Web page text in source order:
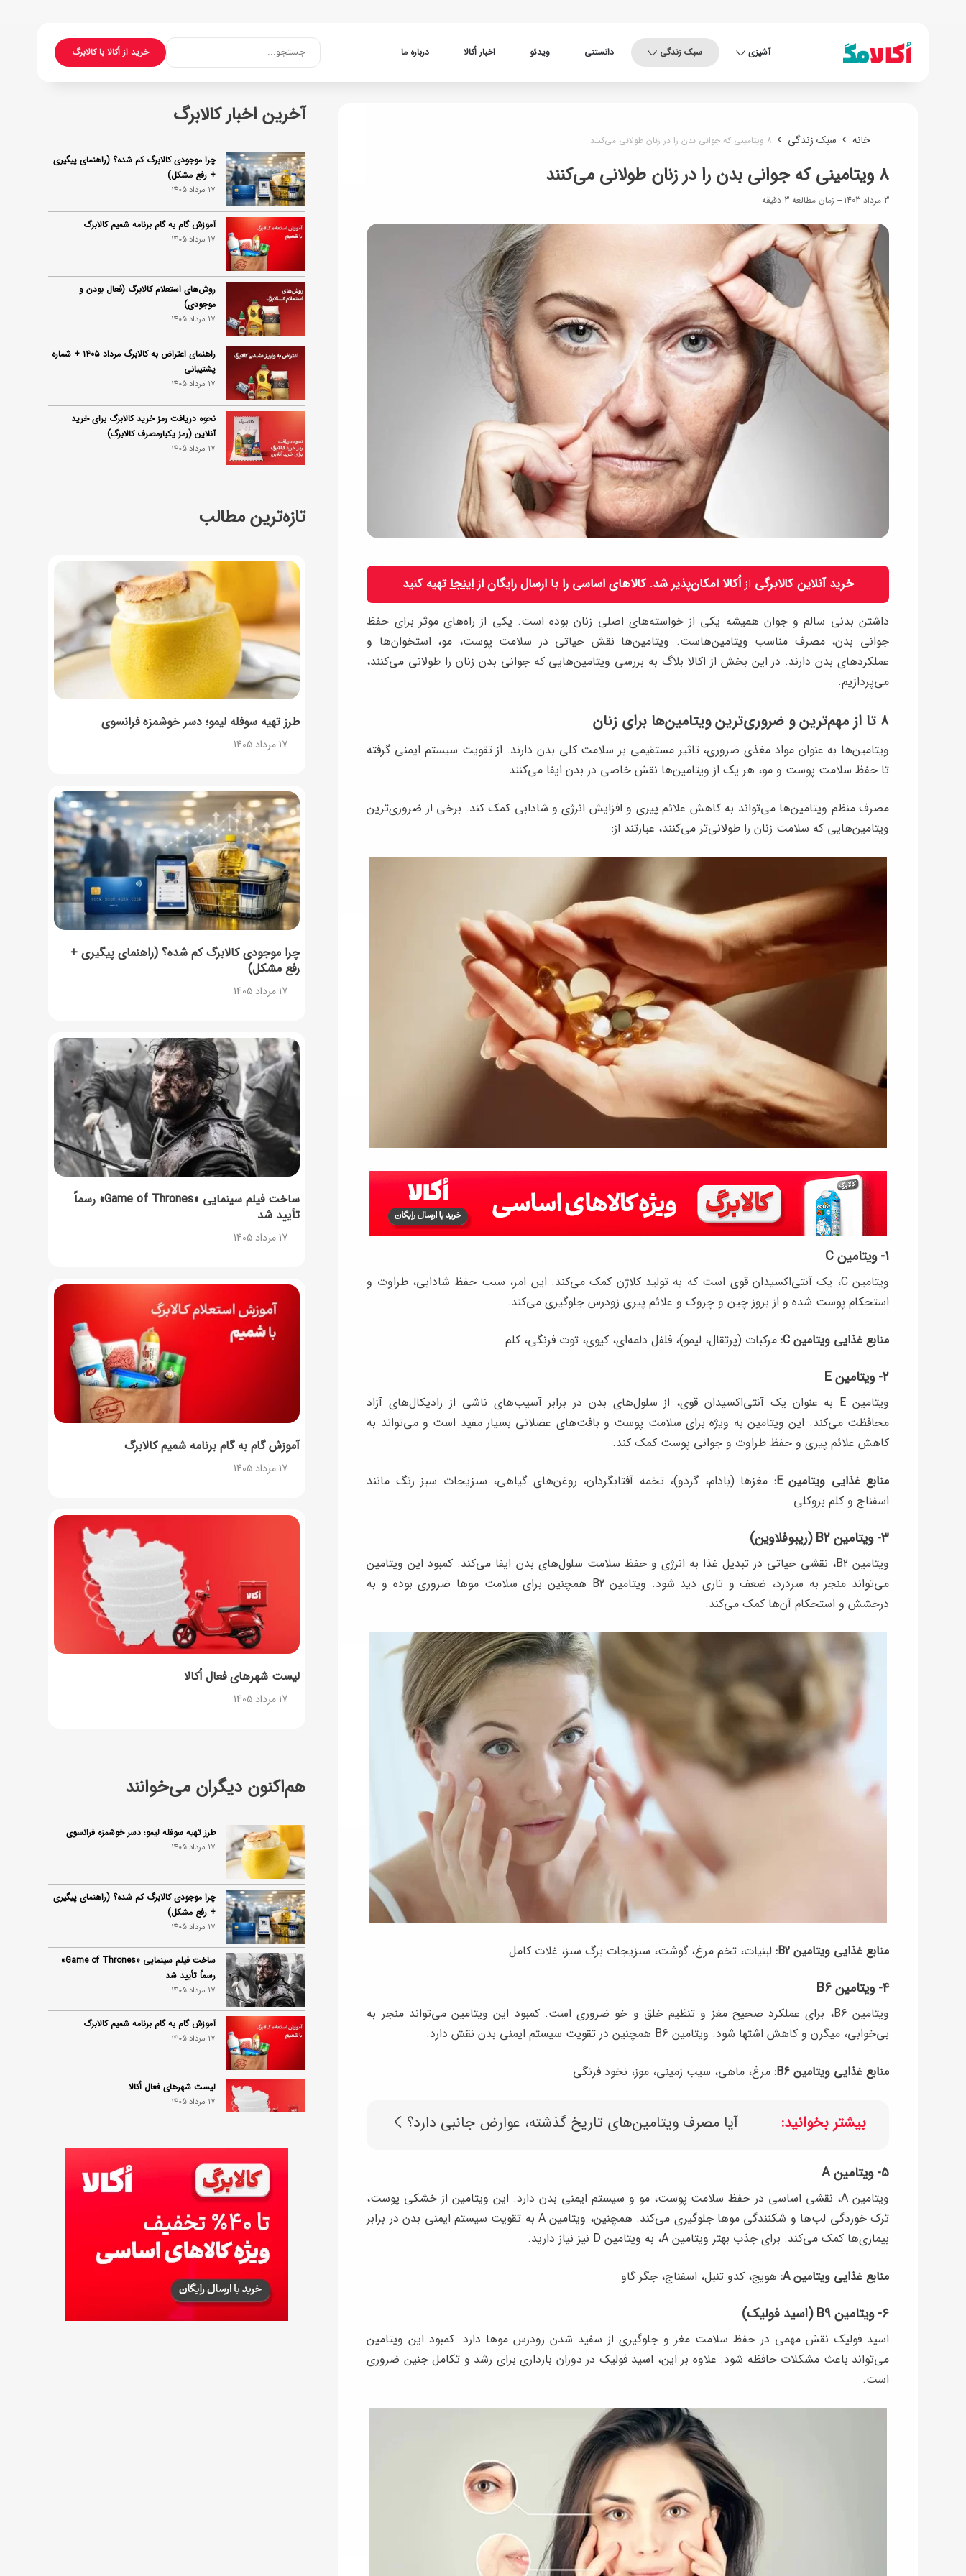
آشپزی سبک زندگی دانستنی ویدئو اخبار اُکالا درباره ما خرید از اُکالا با کالابرگجستجو...
خانه سبک زندگی ۸ ویتامینی که جوانی بدن را در زنان طولانی می‌کنند
۸ ویتامینی که جوانی بدن را در زنان طولانی می‌کنند
3 مرداد 1403 زمان مطالعه 3 دقیقه
خرید آنلاین کالابرگی ازاُکالا امکان‌پذیر شد. کالاهای اساسی را با ارسال رایگان ازاینجاتهیه کنید
داشتن بدنی سالم و جوان همیشه یکی از خواسته‌های اصلی زنان بوده است. یکی از راه‌های موثر برای حفظ
جوانی بدن، مصرف مناسب ویتامین‌هاست. ویتامین‌ها نقش حیاتی در سلامت پوست، مو، استخوان‌ها و
عملکردهای بدن دارند. در این بخش از اکالا بلاگ به بررسی ویتامین‌هایی که جوانی بدن زنان را طولانی می‌کنند،
می‌پردازیم.
۸ تا از مهم‌ترین و ضروری‌ترین ویتامین‌ها برای زنان
ویتامین‌ها به عنوان مواد مغذی ضروری، تاثیر مستقیمی بر سلامت کلی بدن دارند. از تقویت سیستم ایمنی گرفته
تا حفظ سلامت پوست و مو، هر یک از ویتامین‌ها نقش خاصی در بدن ایفا می‌کنند.
مصرف منظم ویتامین‌ها می‌تواند به کاهش علائم پیری و افزایش انرژی و شادابی کمک کند. برخی از ضروری‌ترین
ویتامین‌هایی که سلامت زنان را طولانی‌تر می‌کنند، عبارتند از:
۱- ویتامین C
ویتامین C، یک آنتی‌اکسیدان قوی است که به تولید کلاژن کمک می‌کند. این امر، سبب حفظ شادابی، طراوت و
استحکام پوست شده و از بروز چین و چروک و علائم پیری زودرس جلوگیری می‌کند.
منابع غذایی ویتامین C: مرکبات (پرتقال، لیمو)، فلفل دلمه‌ای، کیوی، توت فرنگی، کلم
۲- ویتامین E
ویتامین E به عنوان یک آنتی‌اکسیدان قوی، از سلول‌های بدن در برابر آسیب‌های ناشی از رادیکال‌های آزاد
محافظت می‌کند. این ویتامین به ویژه برای سلامت پوست و بافت‌های عضلانی بسیار مفید است و می‌تواند به
کاهش علائم پیری و حفظ طراوت و جوانی پوست کمک کند.
منابع غذایی ویتامین E:
مغزها (بادام، گردو)، تخمه آفتابگردان، روغن‌های گیاهی، سبزیجات سبز رنگ مانند
اسفناج و کلم بروکلی
۳- ویتامین B2 (ریبوفلاوین)
ویتامین B2، نقشی حیاتی در تبدیل غذا به انرژی و حفظ سلامت سلول‌های بدن ایفا می‌کند. کمبود این ویتامین
می‌تواند منجر به سردرد، ضعف و تاری دید شود. ویتامین B2 همچنین برای سلامت موها ضروری بوده و به
درخشش و استحکام آن‌ها کمک می‌کند.
منابع غذایی ویتامین B2: لبنیات، تخم مرغ، گوشت، سبزیجات برگ سبز، غلات کامل
۴- ویتامین B6
ویتامین B6، برای عملکرد صحیح مغز و تنظیم خلق و خو ضروری است. کمبود این ویتامین می‌تواند منجر به
بی‌خوابی، میگرن و کاهش اشتها شود. ویتامین B6 همچنین در تقویت سیستم ایمنی بدن نقش دارد.
منابع غذایی ویتامین B6: مرغ، ماهی، سیب زمینی، موز، نخود فرنگی
بیشتر بخوانید: آیا مصرف ویتامین‌های تاریخ گذشته، عوارض جانبی دارد؟
۵- ویتامین A
ویتامین A، نقشی اساسی در حفظ سلامت پوست، مو و سیستم ایمنی بدن دارد. این ویتامین از خشکی پوست،
ترک خوردگی لب‌ها و شکنندگی موها جلوگیری می‌کند. همچنین، ویتامین A به تقویت سیستم ایمنی بدن در برابر
بیماری‌ها کمک می‌کند. برای جذب بهتر ویتامین A، به ویتامین D نیز نیاز دارید.
منابع غذایی ویتامین A: هویج، کدو تنبل، اسفناج، جگر گاو
۶- ویتامین B9 (اسید فولیک)
اسید فولیک نقش مهمی در حفظ سلامت مغز و جلوگیری از سفید شدن زودرس موها دارد. کمبود این ویتامین
می‌تواند باعث مشکلات حافظه شود. علاوه بر این، اسید فولیک در دوران بارداری برای رشد و تکامل جنین ضروری
است.
آخرین اخبار کالابرگ
چرا موجودی کالابرگ کم شده؟ (راهنمای پیگیری
+ رفع مشکل)
17 مرداد 1405
آموزش گام به گام برنامه شمیم کالابرگ
17 مرداد 1405
روش‌های استعلام کالابرگ (فعال بودن و
موجودی)
17 مرداد 1405
راهنمای اعتراض به کالابرگ مرداد ۱۴۰۵ + شماره
پشتیبانی
17 مرداد 1405
نحوه دریافت رمز خرید کالابرگ برای خرید
آنلاین (رمز یکبارمصرف کالابرگ)
17 مرداد 1405
تازه‌ترین مطالب
طرز تهیه سوفله لیمو؛ دسر خوشمزه فرانسوی
17 مرداد 1405
چرا موجودی کالابرگ کم شده؟ (راهنمای پیگیری +
رفع مشکل)
17 مرداد 1405
ساخت فیلم سینمایی «Game of Thrones» رسماً
تأیید شد
17 مرداد 1405
آموزش گام به گام برنامه شمیم کالابرگ
17 مرداد 1405
لیست شهرهای فعال اُکالا
17 مرداد 1405
هم‌اکنون دیگران می‌خوانند
طرز تهیه سوفله لیمو؛ دسر خوشمزه فرانسوی
17 مرداد 1405
چرا موجودی کالابرگ کم شده؟ (راهنمای پیگیری
+ رفع مشکل)
17 مرداد 1405
ساخت فیلم سینمایی «Game of Thrones»
رسماً تأیید شد
17 مرداد 1405
آموزش گام به گام برنامه شمیم کالابرگ
17 مرداد 1405
لیست شهرهای فعال اُکالا
17 مرداد 1405
روش‌های استعلام کالابرگ (فعال بودن و
موجودی)
17 مرداد 1405
پشتیبانی
17 مرداد 1405
نحوه دریافت رمز خرید کالابرگ برای خرید
آنلاین (رمز یکبارمصرف کالابرگ)
17 مرداد 1405